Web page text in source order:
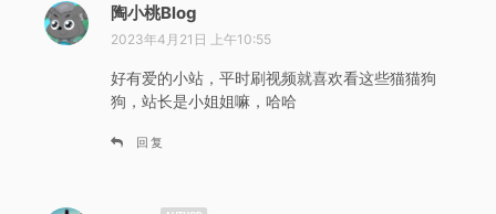
陶小桃Blog
道
2023年4月21日 上午10:55
好有爱的小站，平时刷视频就喜欢看这些猫猫狗
狗，站长是小姐姐嘛，哈哈
回复